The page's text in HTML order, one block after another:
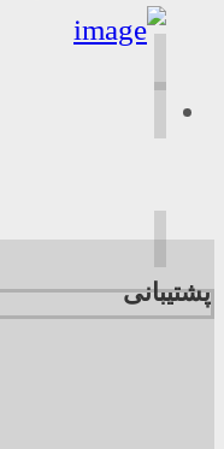
پشتیبانی